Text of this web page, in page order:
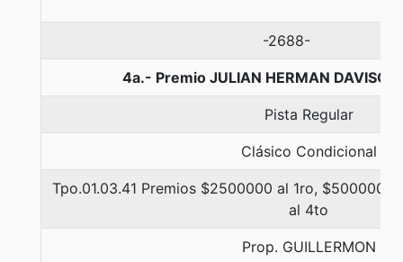
-2688-
4a.- Premio JULIAN HERMAN
Pista Regular
Clásico Condicional
Tpo.01.03.41 Premios $2500000 al 1ro, $500000
al 4to
Prop. GUILLERMON